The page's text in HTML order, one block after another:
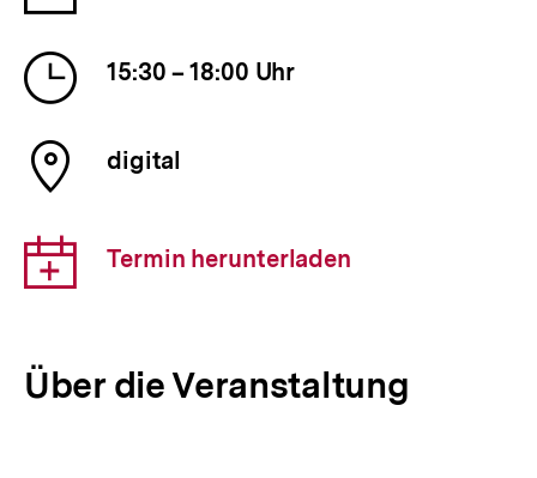
Veranstaltung
Uhrzeit
der
Veranstaltung
15:30 – 18:00 Uhr
Ort
der
digital
Download-
Link:
Termin herunterladen
Über die Veranstaltung